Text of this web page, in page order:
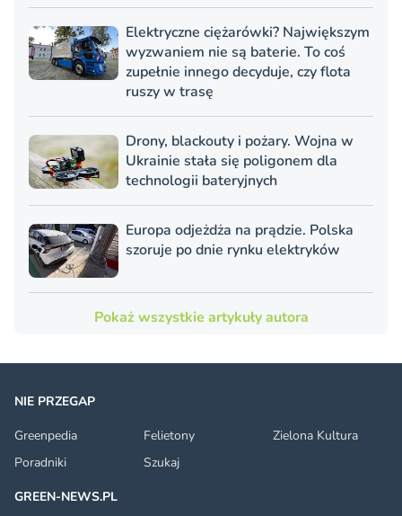
Elektryczne ciężarówki? Największym
wyzwaniem nie są baterie. To coś
zupełnie innego decyduje, czy flota
ruszy w trasę
Drony, blackouty i pożary. Wojna w
Ukrainie stała się poligonem dla
technologii bateryjnych
Europa odjeżdża na prądzie. Polska
szoruje po dnie rynku elektryków
Pokaż wszystkie artykuły autora
NIE PRZEGAP
Greenpedia
Felietony
Zielona Kultura
Poradniki
Szukaj
GREEN-NEWS.PL